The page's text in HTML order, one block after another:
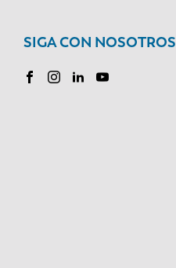
SIGA CON NOSOTROS